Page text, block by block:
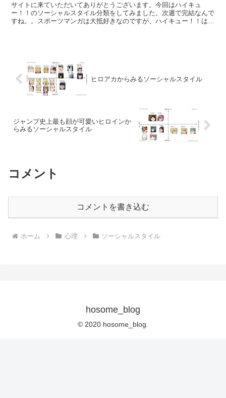
サイトに来ていただいてありがとうございます。今回はハイキュ
ー！！のソーシャルスタイル分類をしてみました。次週で完結なんで
すね。。スポーツマンガは大抵好きなのですが、ハイキュー！！は特
ヒロアカからみるソーシャルスタイル
ジャンプ史上最も顔が可愛いヒロインか
らみるソーシャルスタイル
コメント
コメントを書き込む
ホーム 心理 ソーシャルスタイル
hosome_blog
© 2020 hosome_blog.